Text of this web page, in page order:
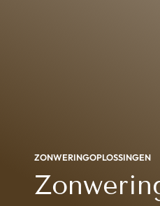
ZONWERINGOPLOSSINGEN